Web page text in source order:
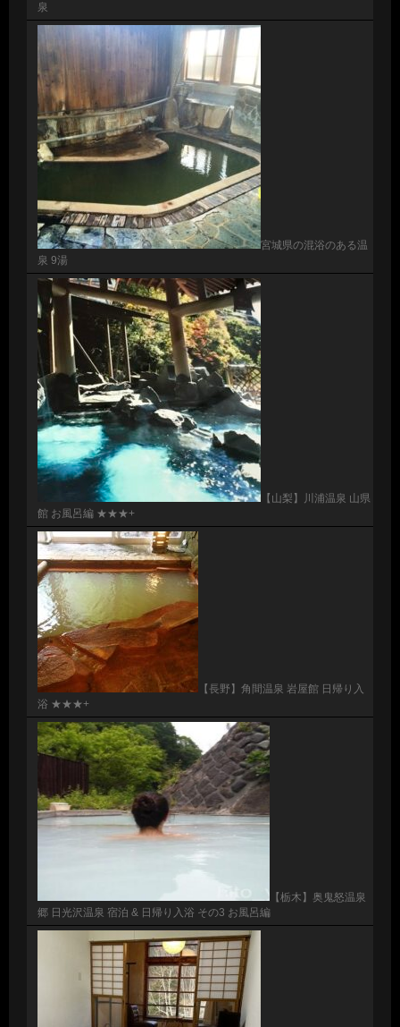
泉
宮城県の混浴のある温
泉 9湯
【山梨】川浦温泉 山県
館 お風呂編 ★★★+
【長野】角間温泉 岩屋館 日帰り入
浴 ★★★+
【栃木】奥鬼怒温泉
郷 日光沢温泉 宿泊 & 日帰り入浴 その3 お風呂編